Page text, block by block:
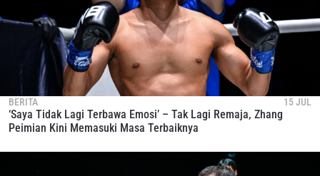
BERITA 15 JUL
‘Saya Tidak Lagi Terbawa Emosi’ – Tak Lagi Remaja, Zhang
Peimian Kini Memasuki Masa Terbaiknya